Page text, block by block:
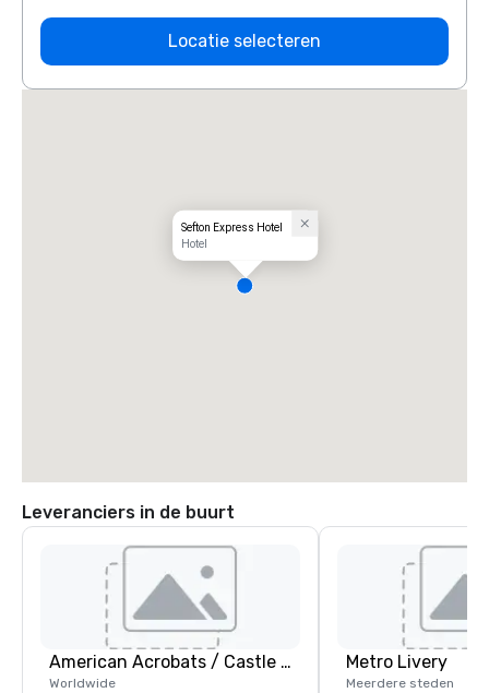
Locatie selecteren
Sefton Express Hotel
Hotel
Leveranciers in de buurt
American Acrobats / Castle Productions
Worldwide
Metro Livery
Meerdere steden